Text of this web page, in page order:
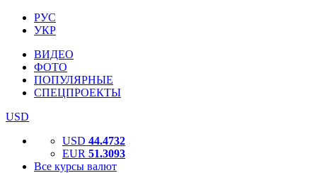
РУС
УКР
ВИДЕО
ФОТО
ПОПУЛЯРНЫЕ
СПЕЦПРОЕКТЫ
USD
USD 44.4732
EUR 51.3093
Все курсы валют